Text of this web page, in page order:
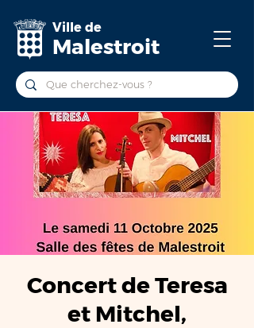
Ville de
Malestroit
Concert de Teresa
et Mitchel,